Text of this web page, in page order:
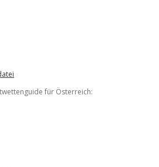
für Österreich: